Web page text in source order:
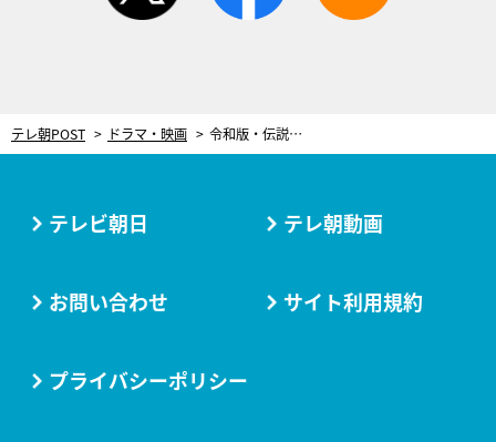
テレ朝POST ドラマ・映画 令和版・伝説の特撮ドラマに名優登場で物語が加速！敵の教祖・幻妖斎に対抗する“意外な方法”が明らかに＜仮面の忍者 赤影＞
テレビ朝日 テレ朝動画
お問い合わせ サイト利用規約
プライバシーポリシー